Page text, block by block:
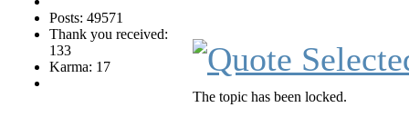
Posts: 49571
Thank you received:
133
Karma: 17
The topic has been locked.